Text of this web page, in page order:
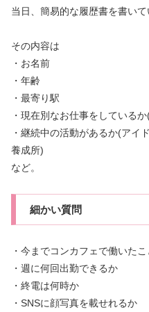
当日、簡易的な履歴書を書いて
その内容は
・お名前
・年齢
・最寄り駅
・現在別なお仕事をしている
・継続中の活動があるか(アイ
養成所)
など。
細かい質問
・今までコンカフェで働いた
・週に何回出勤できるか
・終電は何時か
・SNSに顔写真を載せれるか